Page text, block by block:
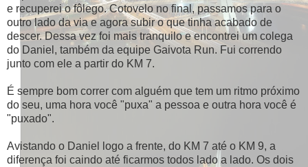
e recuperei o fôlego. Cotovelo no final, passamos para o
outro lado da via e agora subir o que tinha acabado de
descer. Dessa vez foi mais tranquilo e encontrei um colega
do Daniel, também da equipe Gaivota Run. Fui correndo
junto com ele a partir do KM 7.
É sempre bom correr com alguém que tem um ritmo próximo
do seu, uma hora você "puxa" a pessoa e outra hora você é
"puxado".
Avistando o Daniel logo a frente, do KM 7 até o KM 9, a
diferença foi caindo até ficarmos todos lado a lado. Os dois